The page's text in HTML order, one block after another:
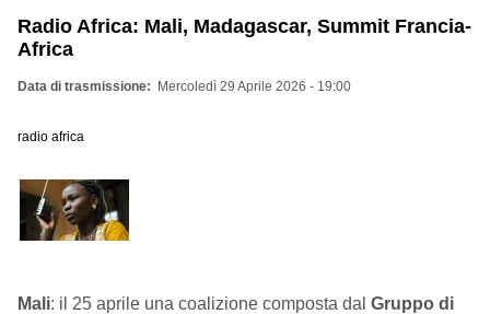
Radio Africa: Mali, Madagascar, Summit Francia-
Africa
Data di trasmissione Mercoledì 29 Aprile 2026 - 19:00
radio africa
Mali: i l 25 aprile una coalizione composta dal Gruppo di